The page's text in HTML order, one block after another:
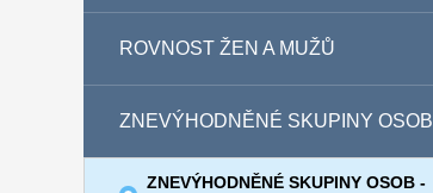
ROVNOST ŽEN A MUŽŮ
ZNEVÝHODNĚNÉ SKUPINY OSOB
ZNEVÝHODNĚNÉ SKUPINY OSOB -